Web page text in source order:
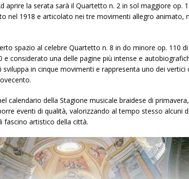
aprire la serata sarà il Quartetto n. 2 in sol maggiore op.
nel 1918 e articolato nei tre movimenti allegro animato,
spazio al celebre Quartetto n. 8 in do minore op. 110
e considerato una delle pagine più intense e
sviluppa in cinque movimenti e rappresenta uno dei vertici
calendario della Stagione musicale braidese di primavera,
eventi di qualità, valorizzando al tempo stesso alcuni
fascino artistico della città.